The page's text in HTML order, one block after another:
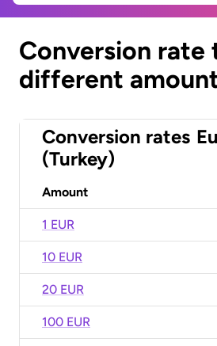
Conversion rate
different
Conversion rates
(Turkey)
Amount
1 EUR
10 EUR
20 EUR
100 EUR